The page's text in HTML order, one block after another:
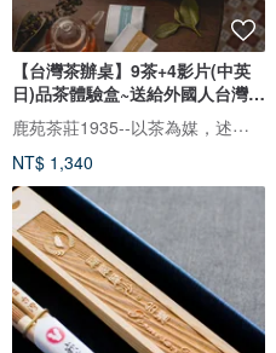
【台灣茶辦桌】9茶+4影片(中英
日)品茶體驗盒~送給外國人台灣伴
手
鹿苑茶莊1935--以茶為媒，述說台灣島嶼的故事與溫暖
NT$ 1,340